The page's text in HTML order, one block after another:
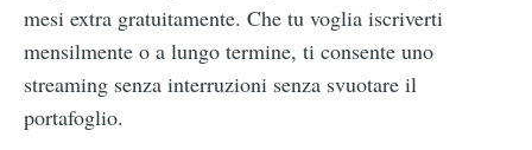
mesi extra gratuitamente. Che tu voglia iscriverti
mensilmente o a lungo termine, ti consente uno
streaming senza interruzioni senza svuotare il
portafoglio.